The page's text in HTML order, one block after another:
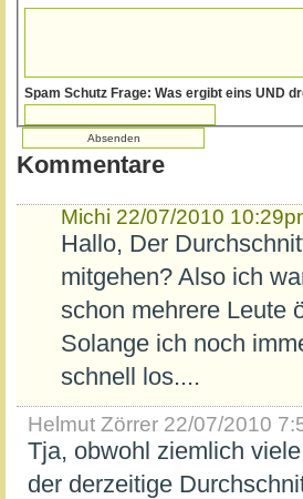
Kommentare
Michi 22/07/2010
Hallo, Der
mitgehen? Also ich
schon mehrere Leute
Solange ich noch
schnell los....
Helmut Zörrer 22/07/2010
Tja, obwohl ziemlich
der derzeitige